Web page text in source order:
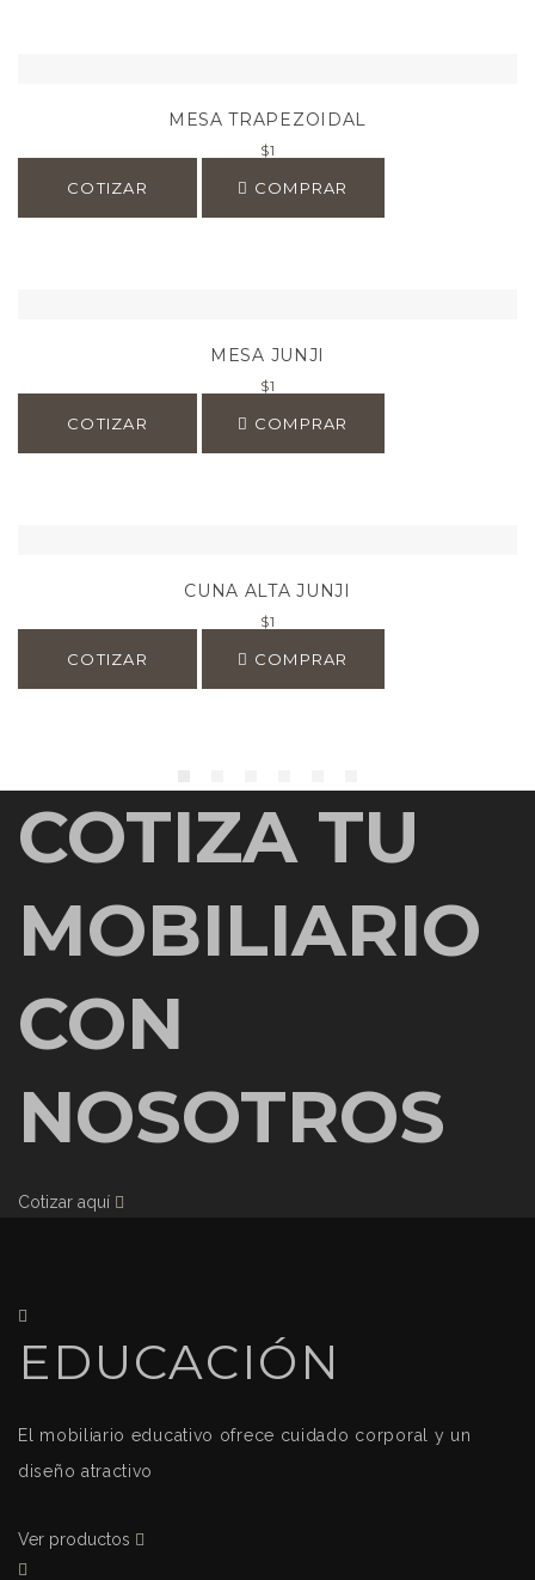
MESA TRAPEZOIDAL
$1
COTIZAR COMPRAR
MESA JUNJI
$1
COTIZAR COMPRAR
CUNA ALTA JUNJI
$1
COTIZAR COMPRAR
COTIZA TU
MOBILIARIO
CON
NOSOTROS
Cotizar aquí
EDUCACIÓN
El mobiliario educativo ofrece cuidado corporal y un
diseño atractivo
Ver productos